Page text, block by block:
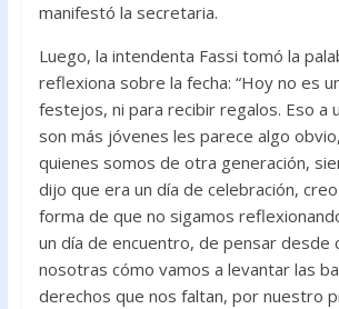
manifestó la secretaria.
Luego, la intendenta Fassi tomó la
reflexiona sobre la fecha: “Hoy no es
festejos, ni para recibir regalos. Eso a
son más jóvenes les parece algo
quienes somos de otra generación,
dijo que era un día de celebración,
forma de que no sigamos
un día de encuentro, de pensar desde
nosotras cómo vamos a levantar las
derechos que nos faltan, por nuestro